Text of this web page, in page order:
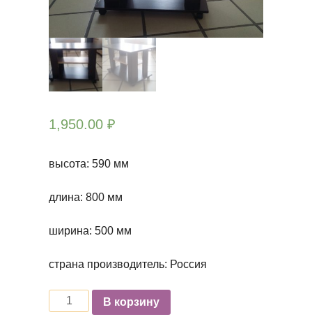
1,950.00 ₽
высота: 590 мм
длина: 800 мм
ширина: 500 мм
страна производитель: Россия
КоличествоВ корзину